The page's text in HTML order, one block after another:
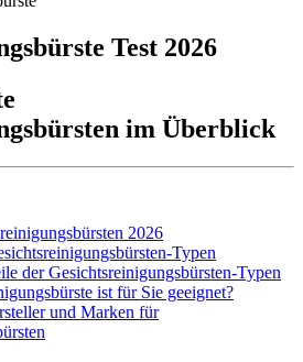
Test 2026
im Überblick
2026
Typen
der Gesichtsreinigungsbürsten-Typen
ist für Sie geeignet?
und Marken für